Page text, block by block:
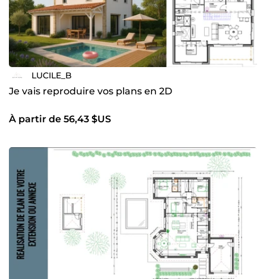
LUCILE_B
Je vais reproduire vos plans en 2D
À partir de 56,43 $US